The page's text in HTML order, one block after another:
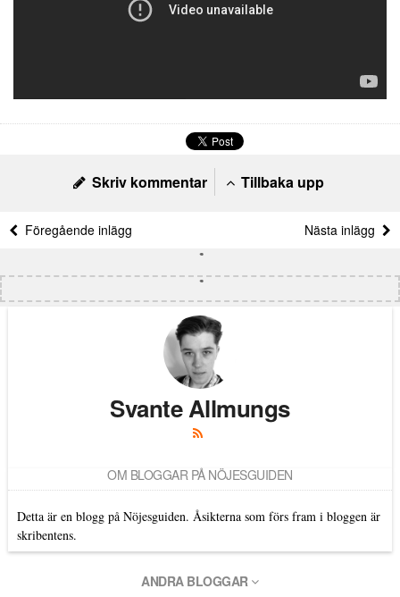
Skriv kommentar Tillbaka upp
Föregående inlägg Nästa inlägg
Svante Allmungs
OM BLOGGAR PÅ NÖJESGUIDEN
Detta är en blogg på Nöjesguiden. Åsikterna som förs fram i bloggen är
skribentens.
ANDRA BLOGGAR